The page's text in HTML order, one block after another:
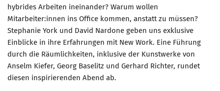
MARKETING PIONIERE
CLUB-KOMMUNIKATION
Newsletter
hybrides Arbeiten ineinander? Warum wollen
Mitarbeiter:innen ins Office kommen, anstatt zu müssen?
Stephanie York und David Nardone geben uns exklusive
Einblicke in ihre Erfahrungen mit New Work. Eine Führung
durch die Räumlichkeiten, inklusive der Kunstwerke von
Anselm Kiefer, Georg Baselitz und Gerhard Richter, rundet
diesen inspirierenden Abend ab.